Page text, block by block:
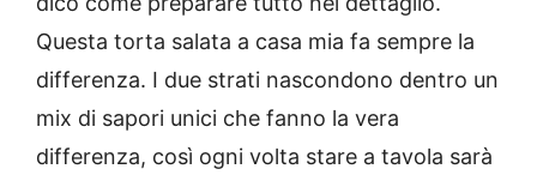
Questa torta salata a casa mia fa sempre la
differenza. I due strati nascondono dentro un
mix di sapori unici che fanno la vera
differenza, così ogni volta stare a tavola sarà